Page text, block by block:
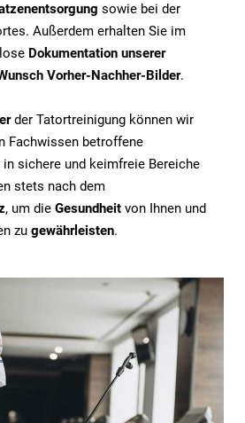
sowie bei der
Außerdem erhalten Sie im
Dokumentation unserer
Vorher-Nachher-Bilder.
der Tatortreinigung können wir
Fachwissen betroffene
sichere und keimfreie Bereiche
stets nach dem
, um die Gesundheit von Ihnen und
zu gewährleisten.